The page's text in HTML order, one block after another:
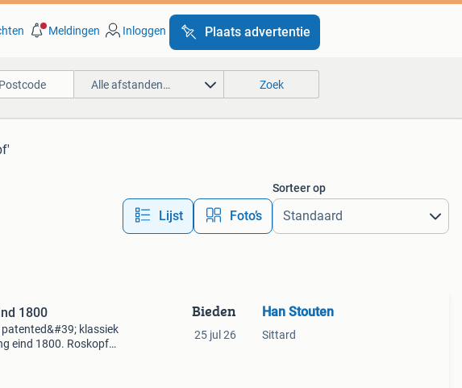
Meldingen Inloggen Plaats advertentie
Alle afstanden… Zoek
Lijst Foto’s
Sorteer op
1800
klassiek
eind 1800. Roskopf
Bieden
25 jul 26
Han Stouten
Sittard